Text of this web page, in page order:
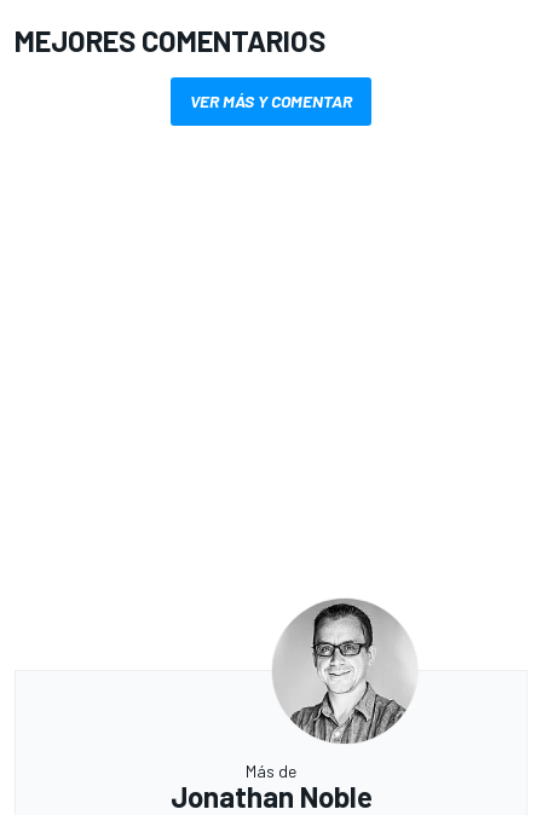
MEJORES COMENTARIOS
VER MÁS Y COMENTAR
Más de
Jonathan Noble